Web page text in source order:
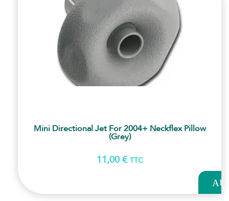
Mini Directional Jet For 2004+ Neckflex Pillow
(grey)
11,00 € TTC
AU